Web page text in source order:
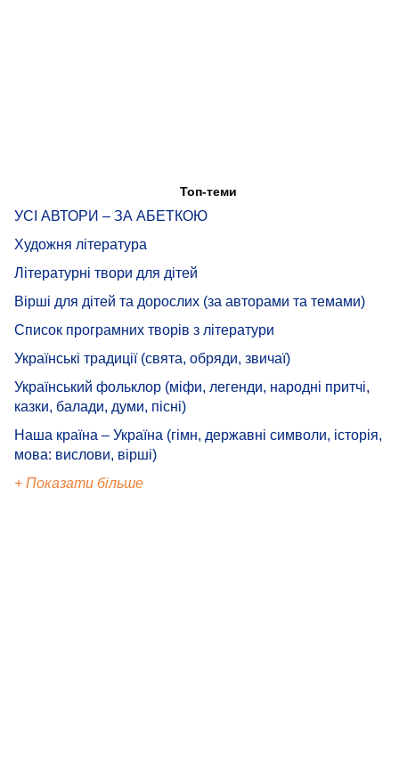
Топ-теми
УСІ АВТОРИ – ЗА АБЕТКОЮ
Художня література
Літературні твори для дітей
Вірші для дітей та дорослих (за авторами та темами)
Список програмних творів з літератури
Українські традиції (свята, обряди, звичаї)
Український фольклор (міфи, легенди, народні притчі,
казки, балади, думи, пісні)
Наша країна – Україна (гімн, державні символи, історія,
мова: вислови, вірші)
+ Показати більше